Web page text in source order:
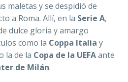
maletas y se despidió de
a Roma. Allí, en la Serie A,
dulce gloria y amargo
como la Coppa Italia y
la de la Copa de la UEFAante
de Milán.